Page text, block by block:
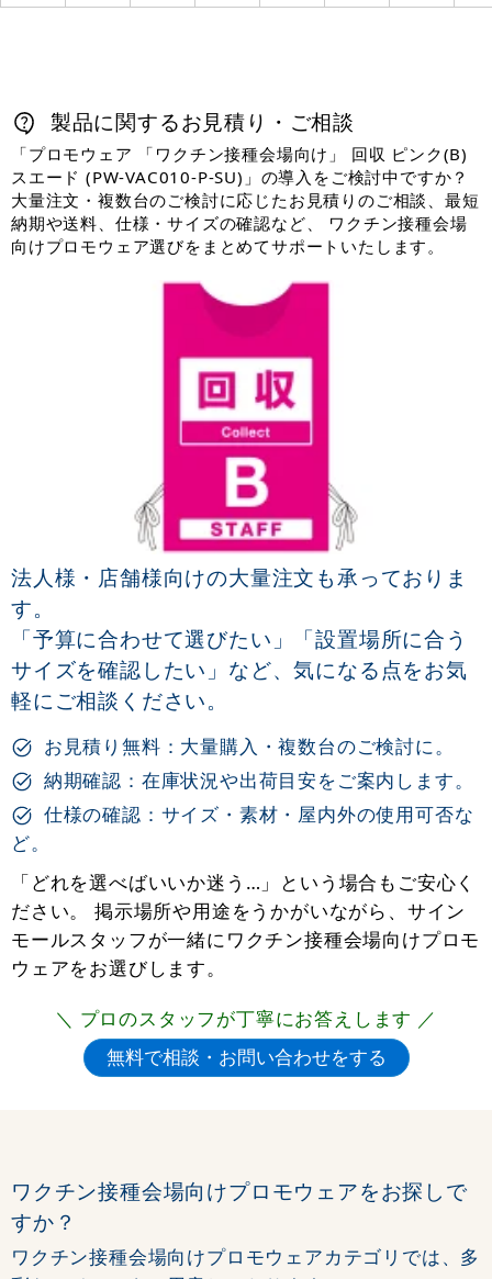
製品に関するお見積り・ご相談
「プロモウェア 「ワクチン接種会場向け」 回収 ピンク(B)
スエード (PW-VAC010-P-SU)」の導入をご検討中ですか？
大量注文・複数台のご検討に応じたお見積りのご相談、最短
納期や送料、仕様・サイズの確認など、 ワクチン接種会場
向けプロモウェア選びをまとめてサポートいたします。
法人様・店舗様向けの大量注文も承っておりま
す。
「予算に合わせて選びたい」「設置場所に合う
サイズを確認したい」など、気になる点をお気
軽にご相談ください。
お見積り無料：大量購入・複数台のご検討に。
納期確認：在庫状況や出荷目安をご案内します。
仕様の確認：サイズ・素材・屋内外の使用可否な
ど。
「どれを選べばいいか迷う…」という場合もご安心く
ださい。 掲示場所や用途をうかがいながら、サイン
モールスタッフが一緒にワクチン接種会場向けプロモ
ウェアをお選びします。
＼ プロのスタッフが丁寧にお答えします ／
ワクチン接種会場向けプロモウェアをお探しで
すか？
ワクチン接種会場向けプロモウェアカテゴリでは、多